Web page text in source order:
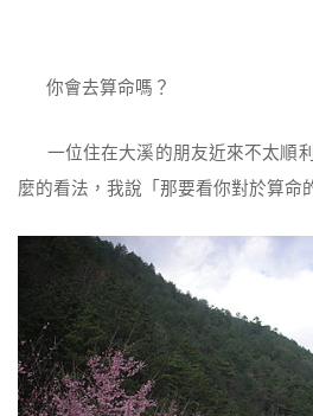
你會去算命嗎？
一位住在大溪的朋友近來不太順
麼的看法，我說「那要看你對於算命